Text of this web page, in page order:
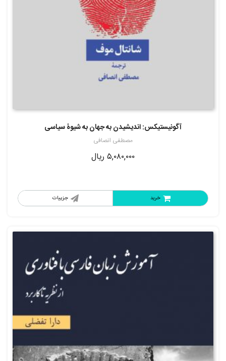
آگونیستیکس: اندیشیدن به جهان به شیوۀ سیاسی
مصطفی انصافی
۵,۰۸۰,۰۰۰ ریال
جزییات خرید